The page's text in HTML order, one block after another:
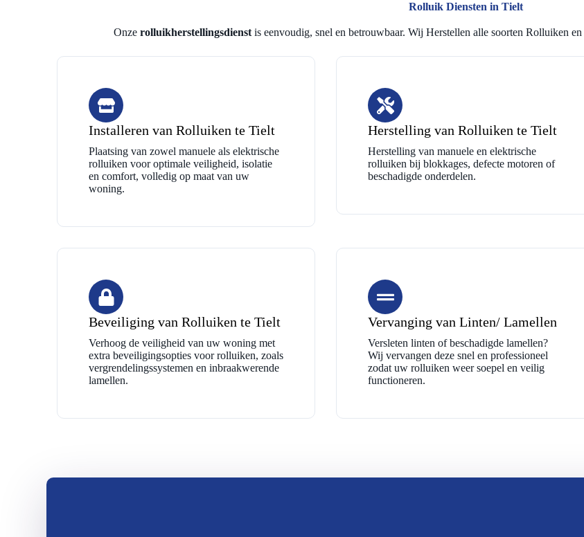
Rolluik Diensten in Tielt
Onze rolluikherstellingsdienst is eenvoudig, snel en betrouwbaar. Wij Herstellen alle soorten Rolluiken
Installeren van Rolluiken te Tielt
Plaatsing van zowel manuele als elektrische
rolluiken voor optimale veiligheid, isolatie
en comfort, volledig op maat van uw
woning.
Herstelling van Rolluiken te Tielt
Herstelling van manuele en elektrische
rolluiken bij blokkages, defecte motoren of
beschadigde onderdelen.
Beveiliging van Rolluiken te Tielt
Verhoog de veiligheid van uw woning met
extra beveiligingsopties voor rolluiken, zoals
vergrendelingssystemen en inbraakwerende
lamellen.
Vervanging van Linten/ Lamellen
Versleten linten of beschadigde lamellen?
Wij vervangen deze snel en professioneel
zodat uw rolluiken weer soepel en veilig
functioneren.